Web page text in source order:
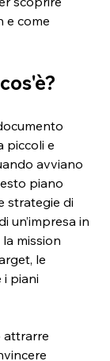
e come
piccoli e
avviano
piano
strategie di
un’impresa in
mission
le
i piani
attrarre